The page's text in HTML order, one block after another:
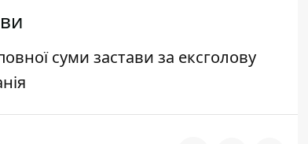
суми застави за ексголову